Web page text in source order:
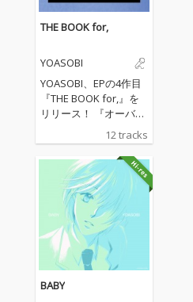
THE BOOK for,
YOASOBI
YOASOBI、EPの4作目
『THE BOOK for,』を
リリース！ 『オーバー
ウォッチ』コラボレー
ション楽曲として書き
下ろした新曲「オリオ
ン」を筆頭に、TVアニ
メ『花ざかりの君たち
へ』オープニングテー
マ「アドレナ」、エン
ディングテーマ「BAB
Y」や、アニメ『〈物
語〉シリーズオフ&モ
ンスターシーズン』主
題歌「UNDEAD」、 Pl
12 tracks
BABY